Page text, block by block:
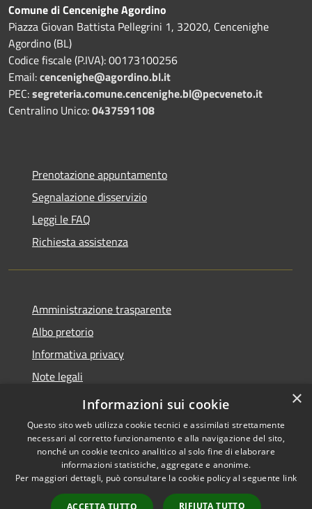
Comune di Cencenighe Agordino
Piazza Giovan Battista Pellegrini 1, 32020, Cencenighe
Agordino (BL)
Codice fiscale (P.IVA): 00173100256
Email:cencenighe@agordino.bl.it
PEC:segreteria.comune.cencenighe.bl@pecveneto.it
Centralino Unico:0437591108
Prenotazione appuntamento
Segnalazione disservizio
Leggi le FAQ
Richiesta assistenza
Amministrazione trasparente
Albo pretorio
Informativa privacy
Note legali
Dichiarazione di accessibilità
Accessibilità
Copyright © 2026 • Comune di
Cencenighe Agordino •
Powered byMunicipium
×
Informazioni sui cookie
Questo sito web utilizza cookie tecnici e assimilati strettamente
necessari al corretto funzionamento e alla navigazione del sito,
nonché un cookie tecnico analitico al solo fine di elaborare
informazioni statistiche, aggregate e anonime.
Per maggiori dettagli, può consultare la cookie policy al seguente link
ACCETTA TUTTO RIFIUTA TUTTO